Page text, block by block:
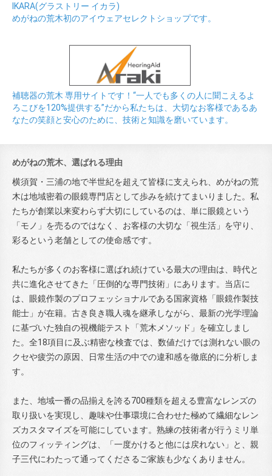
IKARA(グラストリー イカラ)
めがねの荒木初のアイウェアセレクトショップです。
補聴器の荒木 専用サイトです！“一人でも多くの人に聞こえるよ
ろこびを120%提供する”だから私たちは、大切なお客様であるあ
なたの笑顔と安心のために、技術と知識を磨いています。
めがねの荒木、選ばれる理由
横須賀・三浦の地で半世紀を超えて皆様に支えられ、めがねの荒
木は地域密着の眼鏡専門店として歩みを続けてまいりました。私
たちが創業以来変わらず大切にしているのは、単に眼鏡という
「モノ」を売るのではなく、お客様の大切な「視生活」を守り、
彩るという老舗としての使命感です。
私たちが多くのお客様に選ばれ続けている最大の理由は、時代と
共に進化させてきた「圧倒的な専門技術」にあります。当店に
は、眼鏡作製のプロフェッショナルである国家資格「眼鏡作製技
能士」が在籍。古き良き職人魂を継承しながら、最新の光学理論
に基づいた独自の視機能テスト「荒木メソッド」を確立しまし
た。全18項目に及ぶ精密な検査では、数値だけでは測れない眼の
クセや疲労の原因、日常生活の中での違和感を徹底的に分析しま
す。
また、地域一番の品揃えを誇る700種類を超える豊富なレンズの
取り扱いを実現し、趣味や仕事環境に合わせた極めて繊細なレン
ズカスタマイズを可能にしています。熟練の技術者が行うミリ単
位のフィッティングは、「一度かけると他には戻れない」と、親
子三代にわたって通ってくださるご家族も少なくありません。